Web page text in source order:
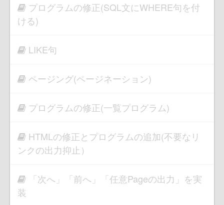
プログラムの修正(SQL文にWHERE句を付
ける)
LIKE句
ページング(ページネーション)
プログラムの修正(一覧プログラム)
HTMLの修正とプログラムの追加(不要なリ
ンクの出力抑止）
「次へ」「前へ」「任意Pageの出力」を実
装